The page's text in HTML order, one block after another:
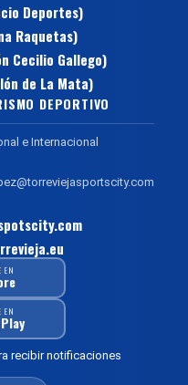
Deportes)
Raquetas)
Cecilio Gallego)
de La Mata)
DEPORTIVO
e Internacional
EN
EN
recibir notificaciones